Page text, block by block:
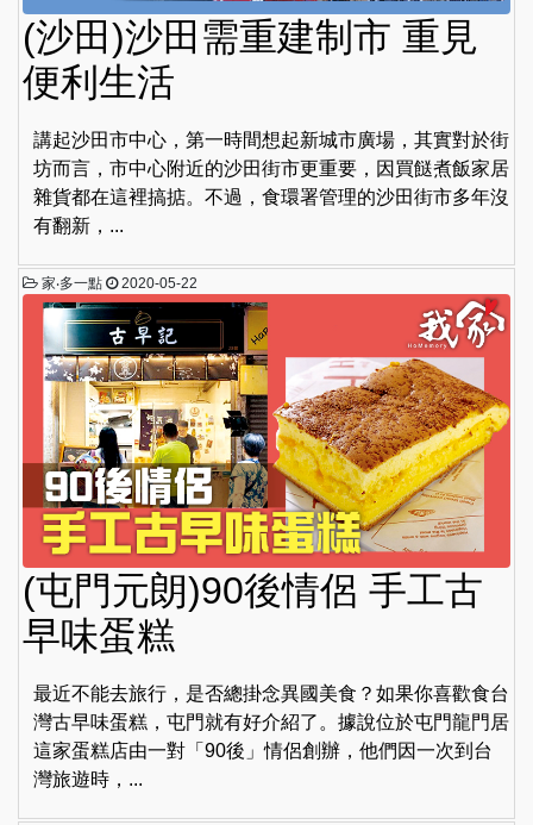
(沙田)沙田需重建制市 重見
便利生活
講起沙田市中心，第一時間想起新城市廣場，其實對於街
坊而言，市中心附近的沙田街市更重要，因買餸煮飯家居
雜貨都在這裡搞掂。不過，食環署管理的沙田街市多年沒
有翻新，...
家‧多一點 2020-05-22
(屯門元朗)90後情侶 手工古
早味蛋糕
最近不能去旅行，是否總掛念異國美食？如果你喜歡食台
灣古早味蛋糕，屯門就有好介紹了。據說位於屯門龍門居
這家蛋糕店由一對「90後」情侶創辦，他們因一次到台
灣旅遊時，...